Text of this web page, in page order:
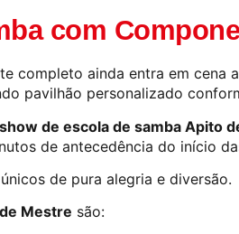
com
completo ainda entra em cena
pavilhão personalizado
de escola de samba Apito
de antecedência do início
de pura alegria e diversão.
Mestre são: